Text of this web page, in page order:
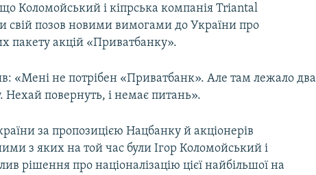
Коломойський і кіпрська компанія Triantal
свій позов новими вимогами до України про
пакету акцій «Приватбанку».
«Мені не потрібен «Приватбанк». Але там лежало два
Нехай повернуть, і немає питань».
за пропозицією Нацбанку й акціонерів
з яких на той час були Ігор Коломойський і
рішення про націоналізацію цієї найбільшої на